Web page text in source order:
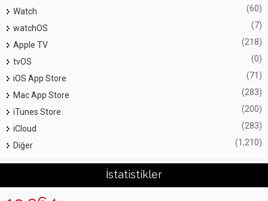
Watch (60)
watchOS (7)
Apple TV (218)
tvOS (0)
iOS App Store (71)
Mac App Store (283)
iTunes Store (200)
iCloud (283)
Diğer (1,210)
İstatistikler